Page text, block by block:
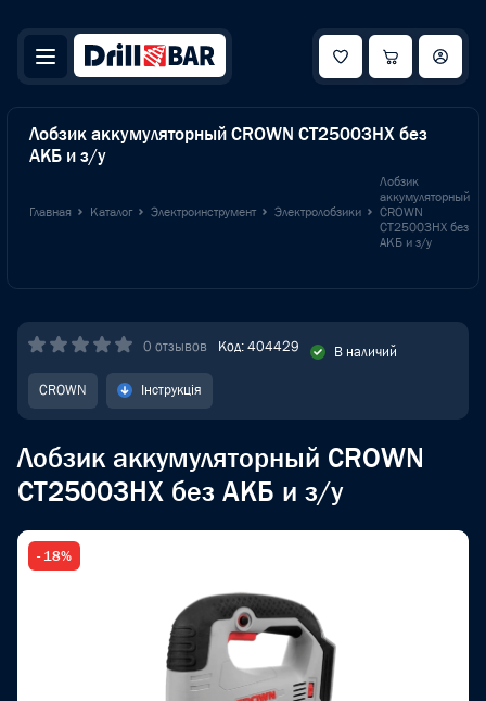
Лобзик аккумуляторный CROWN CT25003HX без
АКБ и з/у
Главная Каталог Электроинструмент Электролобзики
Лобзик
аккумуляторный
CROWN
CT25003HX без
АКБ и з/у
0 отзывов Код: 404429 В наличий
CROWN Інструкція
Лобзик аккумуляторный CROWN
CT25003HX без АКБ и з/у
- 18%